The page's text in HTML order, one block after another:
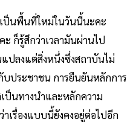
ป็นพื้นที่ใหม่ในวันนี้นะคะ
ก็รู้สึกว่าเวลามันผ่านไป
ปลงแต่สิ่งหนึ่งซึ่งสถาบันไม่
บประชาชน การยืนยันหลักการ
ป็นทางนำและหลักความ
เรื่องแบบนี้ยังคงอยู่ต่อไปอีก